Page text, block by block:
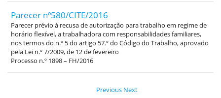
Parecer nº580/CITE/2016
Parecer prévio à recusa de autorização para trabalho em regime de
horário flexível, a trabalhadora com responsabilidades familiares,
nos termos do n.º 5 do artigo 57.º do Código do Trabalho, aprovado
pela Lei n.º 7/2009, de 12 de fevereiro
Processo n.º 1898 – FH/2016
Previous Next